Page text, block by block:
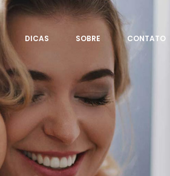
DICAS SOBRE CONTATO